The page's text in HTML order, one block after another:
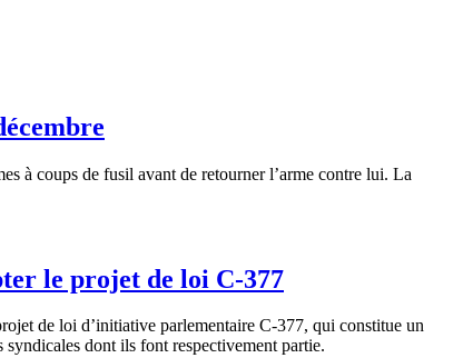
à coups de fusil avant de retourner l’arme contre lui. La
le projet de loi C-377
de loi d’initiative parlementaire C-377, qui constitue un
dont ils font respectivement partie.